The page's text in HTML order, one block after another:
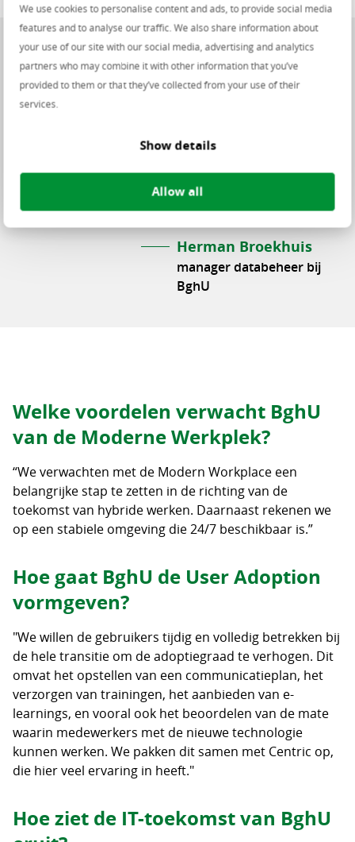
We use cookies to personalise content and ads, to provide social media
features and to analyse our traffic. We also share information about
your use of our site with our social media, advertising and analytics
partners who may combine it with other information that you’ve
provided to them or that they’ve collected from your use of their
services.
Show details
Allow all
“‘In de toekomst migreren wij verder
naar de multi-cloud'”
Herman Broekhuis
manager databeheer bij
BghU
Welke voordelen verwacht BghU
van de Moderne Werkplek?
“We verwachten met de Modern Workplace een
belangrijke stap te zetten in de richting van de
toekomst van hybride werken. Daarnaast rekenen we
op een stabiele omgeving die 24/7 beschikbaar is.”
Hoe gaat BghU de User Adoption
vormgeven?
"We willen de gebruikers tijdig en volledig betrekken bij
de hele transitie om de adoptiegraad te verhogen. Dit
omvat het opstellen van een communicatieplan, het
verzorgen van trainingen, het aanbieden van e-
learnings, en vooral ook het beoordelen van de mate
waarin medewerkers met de nieuwe technologie
kunnen werken. We pakken dit samen met Centric op,
die hier veel ervaring in heeft."
Hoe ziet de IT-toekomst van BghU